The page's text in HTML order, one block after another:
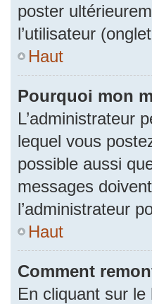
poster
l’utilisateur
Haut
Pourquoi mon
L’administrateur
lequel vous
possible aussi
messages
l’administrateur
Haut
Comment
En cliquant sur